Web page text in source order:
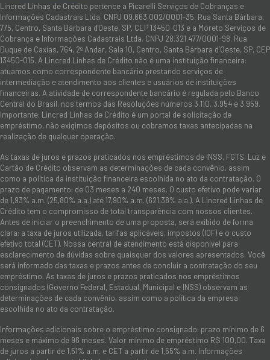
Lincred Linhas de Crédito pertence a Picarelli Serviços de Cobranças e
Informações Cadastrais Ltda. CNPJ 09.663.002/0001-35. Rua Santa Bárbara,
775, Centro, Santa Bárbara d'Oeste, SP, CEP 13450-013 e a Moreto Serviços de
Cobrança e Informações Cadastrais Ltda. CNPJ 28.321.477/0001-98. Rua
Duque de Caxias, 764, 2º Andar, Sala 10, Centro, Santa Bárbara d’Oeste, SP, CEP
13450-015. A Lincred Linhas de Crédito não é uma instituição financeira:
atuamos como correspondente bancário prestando serviços de
intermediação e atendimento aos clientes e usuários de instituições
financeiras. A atividade de correspondente bancário é regulada pelo Banco
Central do Brasil, nos termos das Resoluções números 3.110, 3.954 e 3.959.
Importante: Lincred Linhas de Crédito é um portal de solicitação de
empréstimo, não exigimos depósitos ou cobramos taxas antecipadas na
realização de qualquer operação.
As taxas de juros e prazos praticados nos empréstimos de INSS, FGTS, Luz e
Cartão de Crédito observam as determinações de cada convênio, assim
como a política da instituição financeira escolhida no ato da contratação. O
prazo de pagamento: de 03 meses a 240 meses. O custo efetivo pode variar
de 1,93% a.m. (25,80% a.a.) até 17,90% a.m. (621,38% a.a.). A Lincred Linhas de
Crédito tem o compromisso de total transparência com nossos clientes.
Antes de iniciar o preenchimento de uma proposta, será exibido de forma
clara: a taxa de juros utilizada, tarifas aplicáveis, impostos (IOF) e o custo
efetivo total (CET). Nossa central de atendimento está disponível para
esclarecimento de dúvidas sobre quaisquer dos valores apresentados. Você
será informado das taxas e prazos antes de concluir a contratação do seu
empréstimo. As taxas de juros e prazos praticados nos empréstimos
consignados (Governo Federal, Estadual, Municipal e INSS) observam as
determinações de cada convênio, assim como a política da empresa
escolhida no ato da contratação.
Informações adicionais sobre o empréstimo consignado: prazo mínimo de 6
meses e máximo de 96 meses. Valor mínimo de empréstimo R$ 100,00. Taxa
de juros a partir de 1,51% a.m. e CET a partir de 1,55% a.m. Informações